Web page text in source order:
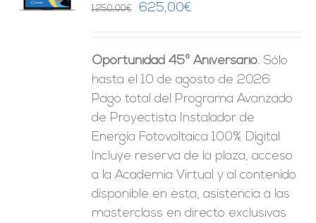
1.250,00€
El
era:
1.250,00€.
625,00€
es:
625,00€.
Oportunidad 45º Aniversario. Sólo
hasta el 10 de agosto de 2026.
Pago total del Programa Avanzado
de Proyectista Instalador de
Energía Fotovoltaica 100% Digital.
Incluye reserva de la plaza, acceso
a la Academia Virtual y al contenido
disponible en esta, asistencia a las
masterclass en directo exclusivas